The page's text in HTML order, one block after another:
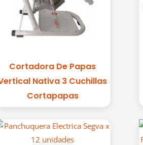
Cortadora De Papas
Nativa 3 Cuchillas
Cortapapas